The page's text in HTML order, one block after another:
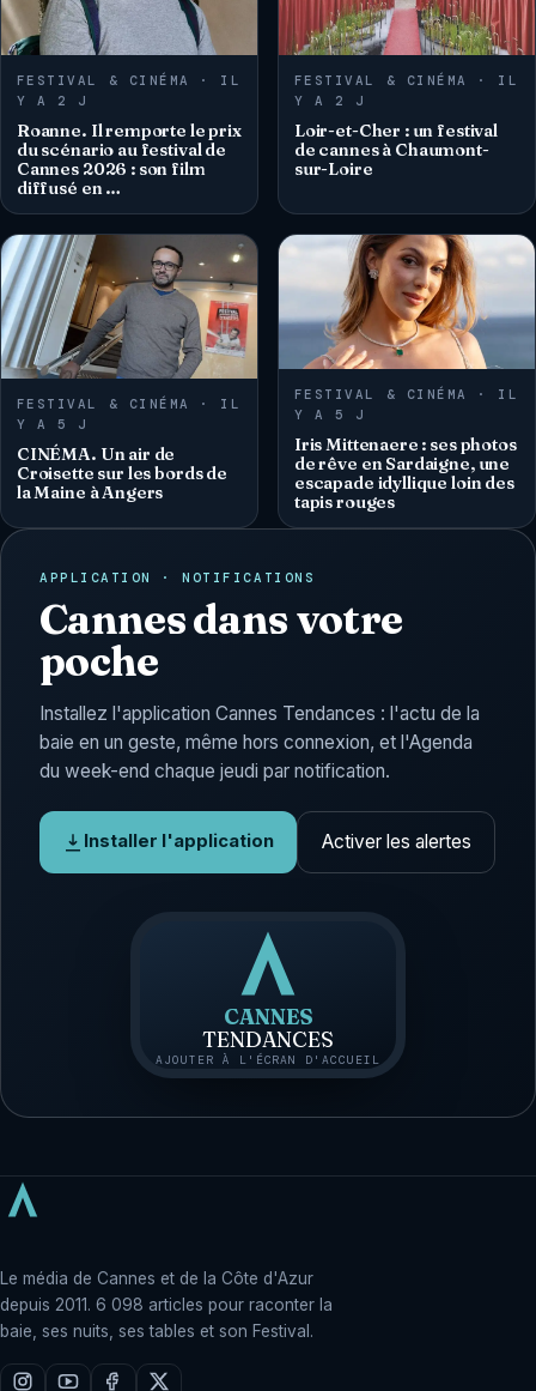
FESTIVAL & CINÉMA · IL
Y A 2 J
Roanne. Il remporte le prix
du scénario au festival de
Cannes 2026 : son film
diffusé en …
FESTIVAL & CINÉMA · IL
Y A 2 J
Loir-et-Cher : un festival
de cannes à Chaumont-
sur-Loire
FESTIVAL & CINÉMA · IL
Y A 5 J
CINÉMA. Un air de
Croisette sur les bords de
la Maine à Angers
FESTIVAL & CINÉMA · IL
Y A 5 J
Iris Mittenaere : ses photos
de rêve en Sardaigne, une
escapade idyllique loin des
tapis rouges
APPLICATION · NOTIFICATIONS
Cannes dans votre
poche
Installez l'application Cannes Tendances : l'actu de la
baie en un geste, même hors connexion, et l'Agenda
du week-end chaque jeudi par notification.
Installer l'application Activer les alertes
CANNES
TENDANCES
AJOUTER À L'ÉCRAN D'ACCUEIL
Le média de Cannes et de la Côte d'Azur
depuis 2011. 6 098 articles pour raconter la
baie, ses nuits, ses tables et son Festival.